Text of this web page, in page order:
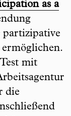
as a
partizipative
mit
die